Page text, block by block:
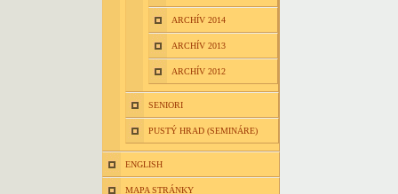
ARCHÍV 2014
ARCHÍV 2013
ARCHÍV 2012
SENIORI
PUSTÝ HRAD (SEMINÁRE)
ENGLISH
MAPA STRÁNKY